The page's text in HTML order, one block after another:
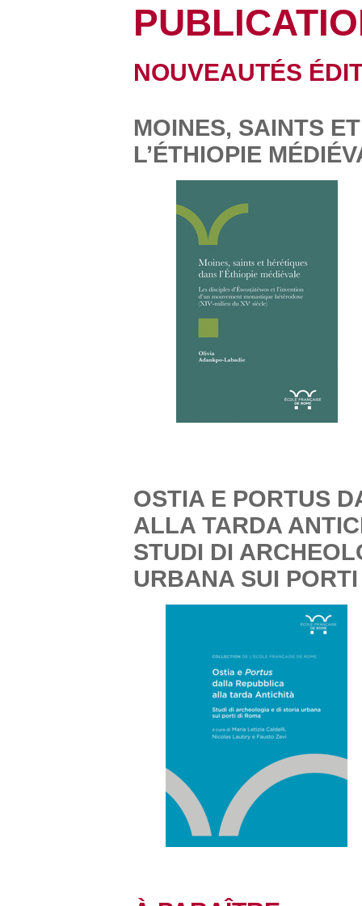
NOUVEAUTÉS
MOINES, SAINTS
L’ÉTHIOPIE
OSTIA E PORTUS
ALLA TARDA
STUDI DI
URBANA SUI